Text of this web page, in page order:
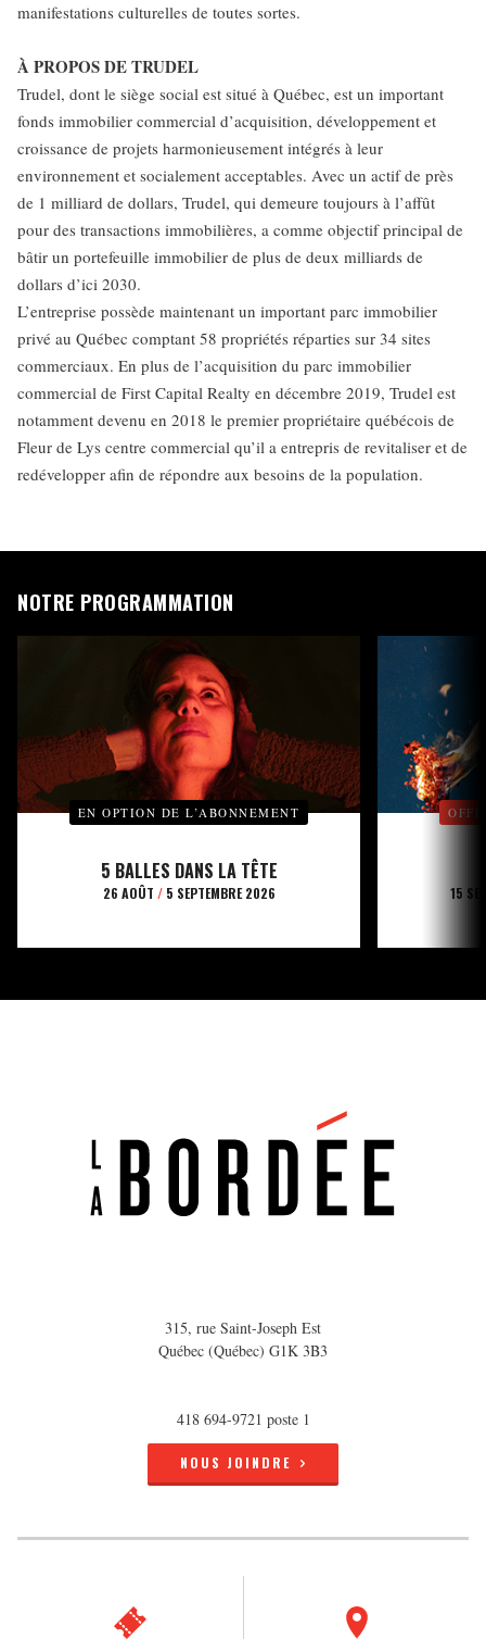
manifestations culturelles de toutes sortes.
À PROPOS DE TRUDEL
Trudel, dont le siège social est situé à Québec, est un important
fonds immobilier commercial d’acquisition, développement et
croissance de projets harmonieusement intégrés à leur
environnement et socialement acceptables. Avec un actif de près
de 1 milliard de dollars, Trudel, qui demeure toujours à l’affût
pour des transactions immobilières, a comme objectif principal de
bâtir un portefeuille immobilier de plus de deux milliards de
dollars d’ici 2030.
L’entreprise possède maintenant un important parc immobilier
privé au Québec comptant 58 propriétés réparties sur 34 sites
commerciaux. En plus de l’acquisition du parc immobilier
commercial de First Capital Realty en décembre 2019, Trudel est
notamment devenu en 2018 le premier propriétaire québécois de
Fleur de Lys centre commercial qu’il a entrepris de revitaliser et de
redévelopper afin de répondre aux besoins de la population.
NOTRE PROGRAMMATION
EN OPTION DE L’ABONNEMENT
5 BALLES DANS LA TÊTE
26 AOÛT /5 SEPTEMBRE 2026 15
315, rue Saint-Joseph Est
Québec (Québec) G1K 3B3
418 694-9721 poste 1
NOUS JOINDRE